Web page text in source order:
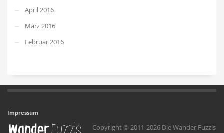
April 2016
März 2016
Februar 2016
Impressum
Copyright © 2011-2026 Die Wander Fuzzis